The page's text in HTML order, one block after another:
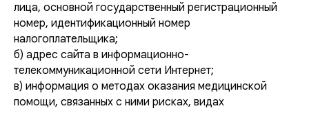
лица, основной государственный регистрационный
номер, идентификационный номер
налогоплательщика;
б) адрес сайта в информационно-
телекоммуникационной сети Интернет;
в) информация о методах оказания медицинской
помощи, связанных с ними рисках, видах